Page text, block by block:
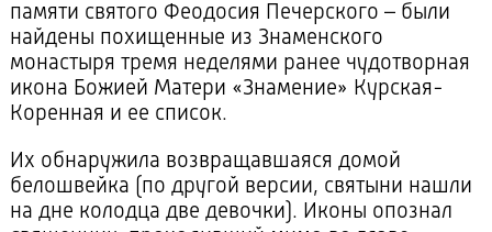
памяти святого Феодосия Печерского – были
найдены похищенные из Знаменского
монастыря тремя неделями ранее чудотворная
икона Божией Матери «Знамение» Курская-
Коренная и ее список.
Их обнаружила возвращавшаяся домой
белошвейка (по другой версии, святыни нашли
на дне колодца две девочки). Иконы опознал